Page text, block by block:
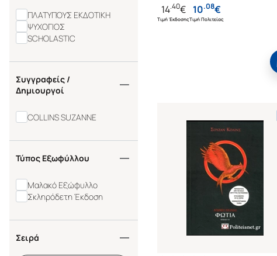
ΠΛΑΤΥΠΟΥΣ ΕΚΔΟΤΙΚΗ
ΨΥΧΟΓΙΟΣ
SCHOLASTIC
Συγγραφείς /
Δημιουργοί
COLLINS SUZANNE
Τύπος Εξωφύλλου
Μαλακό Εξώφυλλο
Σκληρόδετη Έκδοση
Σειρά
14.40€
Τιμή Έκδοσης
10.08€
Τιμή Πολιτείας